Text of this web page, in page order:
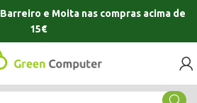
Barreiro e Moitanas compras acima de
15€